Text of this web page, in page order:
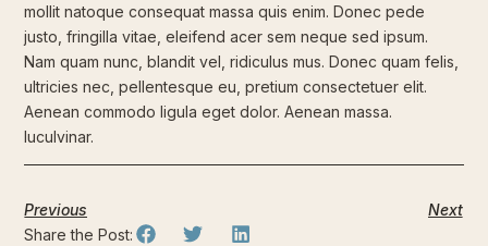
mollit natoque consequat massa quis enim. Donec pede
justo, fringilla vitae, eleifend acer sem neque sed ipsum.
Nam quam nunc, blandit vel, ridiculus mus. Donec quam felis,
ultricies nec, pellentesque eu, pretium consectetuer elit.
Aenean commodo ligula eget dolor. Aenean massa.
luculvinar.
Previous
Next
Share the Post: